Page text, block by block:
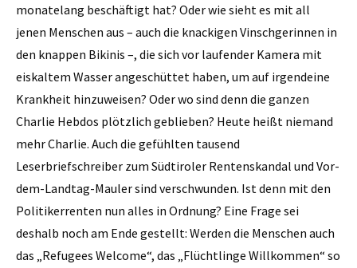
monatelang beschäftigt hat? Oder wie sieht es mit all
jenen Menschen aus – auch die knackigen Vinschgerinnen in
den knappen Bikinis –, die sich vor laufender Kamera mit
eiskaltem Wasser angeschüttet haben, um auf irgendeine
Krankheit hinzuweisen? Oder wo sind denn die ganzen
Charlie Hebdos plötzlich geblieben? Heute heißt niemand
mehr Charlie. Auch die gefühlten tausend
Leserbriefschreiber zum Südtiroler Rentenskandal und Vor-
dem-Landtag-Mauler sind verschwunden. Ist denn mit den
Politikerrenten nun alles in Ordnung? Eine Frage sei
deshalb noch am Ende gestellt: Werden die Menschen auch
das „Refugees Welcome“, das „Flüchtlinge Willkommen“ so